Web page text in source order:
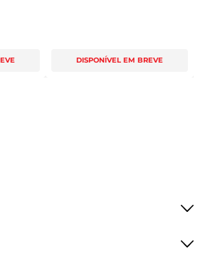
DISPONÍVEL EM BREVE